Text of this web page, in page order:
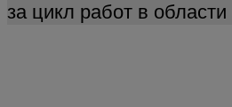
за цикл работ в